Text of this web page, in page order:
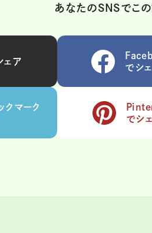
あなたのSNSでこの
ェア
でシ
クマーク
でシ